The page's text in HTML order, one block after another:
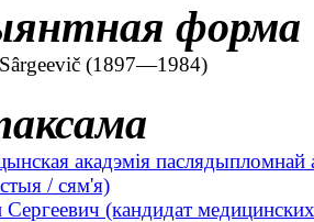
форма
(1897—1984)
акадэмія
/ сям'я)
Сергеевич (кандидат